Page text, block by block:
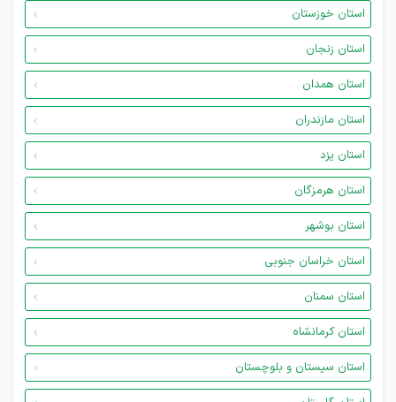
استان خوزستان
استان زنجان
استان همدان
استان مازندران
استان یزد
استان هرمزگان
استان بوشهر
استان خراسان جنوبی
استان سمنان
استان کرمانشاه
استان سیستان و بلوچستان